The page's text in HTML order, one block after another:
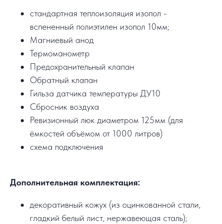
стандартная теплоизоляция изопол -
вспененный полиэтилен изопол 10мм;
Магниевый анод
Термоманометр
Предохранительный клапан
Обратный клапан
Гильза датчика температуры ДУ10
Сбросник воздуха
Ревизионный люк диаметром 125мм (для
ёмкостей объёмом от 1000 литров)
схема подключения
Дополнительная комплектация:
декоративный кожух (из оцинкованной стали,
гладкий белый лист, нержавеющая сталь);